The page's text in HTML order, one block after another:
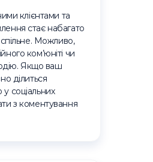
клієнтами та
стає набагато
Можливо,
ком’юніті чи
Якщо ваш
ділиться
соціальних
з коментування